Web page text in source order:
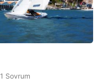
Sovrum